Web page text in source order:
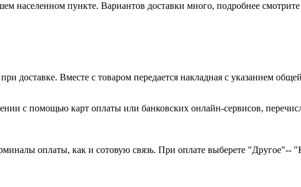
населенном пункте. Вариантов доставки много, подробнее смотрите
доставке. Вместе с товаром передается накладная с указанием
с помощью карт оплаты или банковских онлайн-сервисов,
оплаты, как и сотовую связь. При оплате выберете "Другое"--